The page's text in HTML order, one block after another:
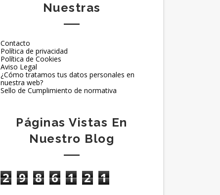
Nuestras
Contacto
Política de privacidad
Política de Cookies
Aviso Legal
¿Cómo tratamos tus datos personales en
nuestra web?
Sello de Cumplimiento de normativa
Páginas Vistas En
Nuestro Blog
2 9 8 6 1 2 1